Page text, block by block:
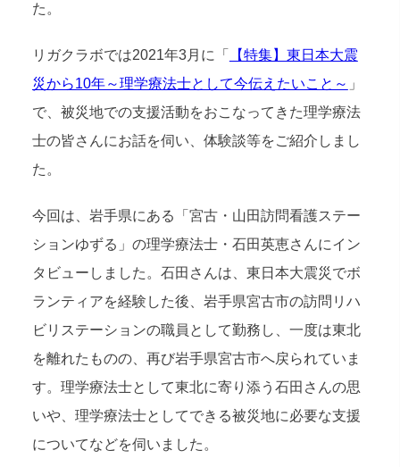
た。
リガクラボでは2021年3月に「
【特集】東日本大震
災から10年～理学療法士として今伝えたいこと～ 」
で、被災地での支援活動をおこなってきた理学療法
士の皆さんにお話を伺い、体験談等をご紹介しまし
た。
今回は、岩手県にある「宮古・山田訪問看護ステー
ションゆずる」の理学療法士・石田英恵さんにイン
タビューしました。石田さんは、東日本大震災でボ
ランティアを経験した後、岩手県宮古市の訪問リハ
ビリステーションの職員として勤務し、一度は東北
を離れたものの、再び岩手県宮古市へ戻られていま
す。理学療法士として東北に寄り添う石田さんの思
いや、理学療法士としてできる被災地に必要な支援
についてなどを伺いました。